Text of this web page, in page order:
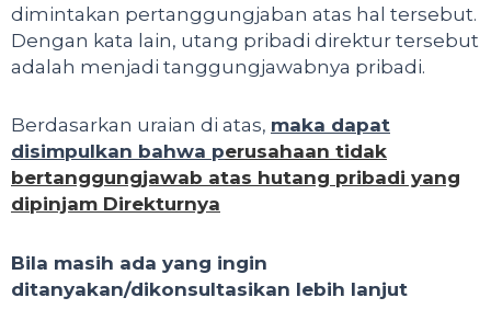
dimintakan pertanggungjaban atas hal tersebut.
Dengan kata lain, utang pribadi direktur tersebut
adalah menjadi tanggungjawabnya pribadi.
Berdasarkan uraian di atas, maka dapat
disimpulkan bahwa perusahaan tidak
bertanggungjawab atas hutang pribadi yang
dipinjam Direkturnya
Bila masih ada yang ingin
ditanyakan/dikonsultasikan lebih lanjut